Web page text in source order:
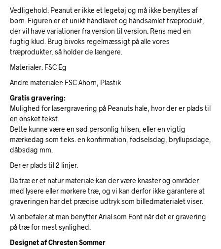
Vedligehold: Peanut er ikke et legetøj og må ikke benyttes af
børn. Figuren er et unikt håndlavet og håndsamlet træprodukt,
der vil have variationer fra version til version. Rens med en
fugtig klud. Brug bivoks regelmæssigt på alle vores
træprodukter, så holder de længere.
Materialer: FSC Eg
Andre materialer: FSC Ahorn, Plastik
Gratis gravering:
Mulighed for lasergravering på Peanuts hale, hvor der er plads til
en ønsket tekst.
Dette kunne være en sød personlig hilsen, eller en vigtig
mærkedag som f.eks. en konfirmation, fødselsdag, bryllupsdage,
dåbsdag mm.
Der er plads til 2 linjer.
Da træ er et natur materiale kan der være knaster og områder
med lysere eller mørkere træ, og vi kan derfor ikke garantere at
graveringen har det præcise udtryk som billedmaterialet viser.
Vi anbefaler at man benytter Arial som Font når det er gravering
på træ for mest synlighed.
Designet af Chresten Sommer